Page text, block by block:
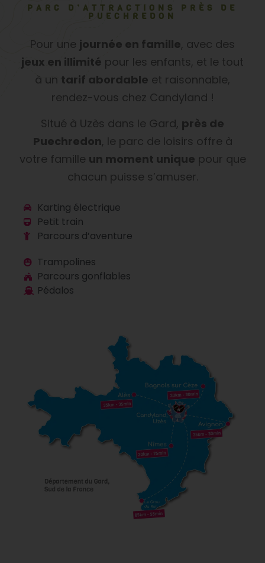
PARC D’ATTRACTIONS PRÈS DE
PUECHREDON
Pour une journée en famille, avec des
jeux en illimité pour les enfants, et le tout
à un tarif abordable et raisonnable,
rendez-vous chez Candyland !
Situé à Uzès dans le Gard, près de
Puechredon, le parc de loisirs offre à
votre famille un moment unique pour que
chacun puisse s’amuser.
Karting électrique
Petit train
Parcours d’aventure
Trampolines
Parcours gonflables
Pédalos